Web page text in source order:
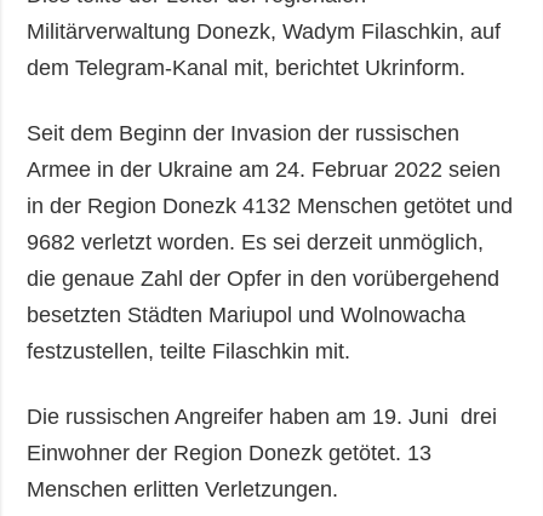
Militärverwaltung Donezk, Wadym Filaschkin, auf
dem Telegram-Kanal mit, berichtet Ukrinform.
Seit dem Beginn der Invasion der russischen
Armee in der Ukraine am 24. Februar 2022 seien
in der Region Donezk 4132 Menschen getötet und
9682 verletzt worden. Es sei derzeit unmöglich,
die genaue Zahl der Opfer in den vorübergehend
besetzten Städten Mariupol und Wolnowacha
festzustellen, teilte Filaschkin mit.
Die russischen Angreifer haben am 19. Juni drei
Einwohner der Region Donezk getötet. 13
Menschen erlitten Verletzungen.